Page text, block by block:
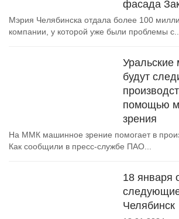
фасада
Мэрия Челябинска отдала более 100
компании, у которой уже были проблемы с...
Уральские
будут
помощью
зрения
На ММК машинное зрение помогает в
Как сообщили в пресс-службе ПАО...
18 января
Челябинск